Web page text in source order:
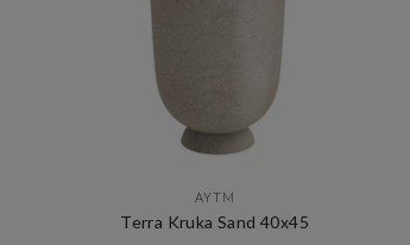
AYTM
Terra Kruka Sand 40x45